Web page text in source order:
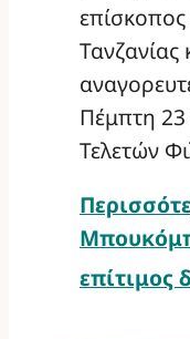
Πέμπτη 23
Τελετών
επίτιμος